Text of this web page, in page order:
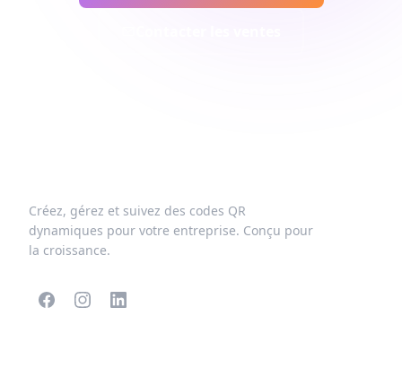
Créez, gérez et suivez des codes QR
dynamiques pour votre entreprise. Conçu pour
la croissance.